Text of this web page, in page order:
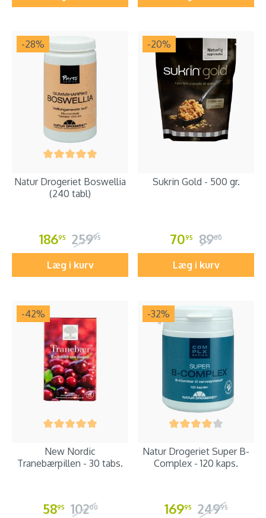
-28%
Natur Drogeriet Boswellia
(240 tabl)
18695 25995
Læg i kurv
-20%
Sukrin Gold - 500 gr.
7095 8900
Læg i kurv
-42%
New Nordic
Tranebærpillen - 30 tabs.
5895 10200
-32%
Natur Drogeriet Super B-
Complex - 120 kaps.
16995 24995